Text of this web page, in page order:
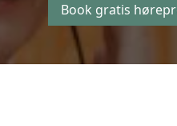
Book gratis